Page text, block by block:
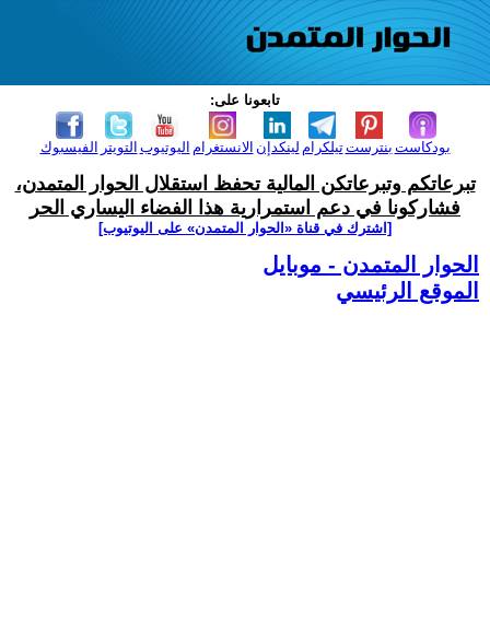
تابعونا على:
الفيسبوك التويتر اليوتيوب الانستغرام لينكدإن تيلكرامبنترست بودكاست
تبرعاتكم وتبرعاتكن المالية تحفظ استقلال الحوار المتمدن،
فشاركونا في دعم استمرارية هذا الفضاء اليساري الحر
[اشترك في قناة ‫«الحوار المتمدن» على اليوتيوب]
الحوار المتمدن - موبايل
الموقع الرئيسي